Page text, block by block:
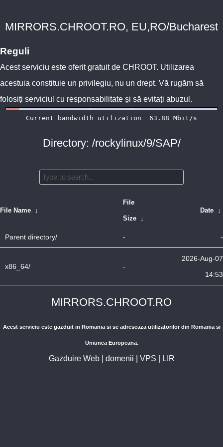
MIRRORS.CHROOT.RO, EU,RO/Bucharest
Reguli
Acest serviciu este oferit gratuit de CHROOT. Utilizarea
acestuia constituie un privilegiu, nu un drept. Vă rugăm să
folosiți serviciul cu responsabilitate și să evitați abuzul.
Directory: /rockylinux/9/SAP/
File Name ↓
File
Size ↓
Date ↓
Parent directory/ - -
x86_64/ -
2026-Aug-07
14:53
MIRRORS.CHROOT.RO
Acest serviciu este gazduit in Romania si se adreseaza utilizatorilor din Romania si
Uniunea Europeana.
Gazduire Web| domenii VPS LIR